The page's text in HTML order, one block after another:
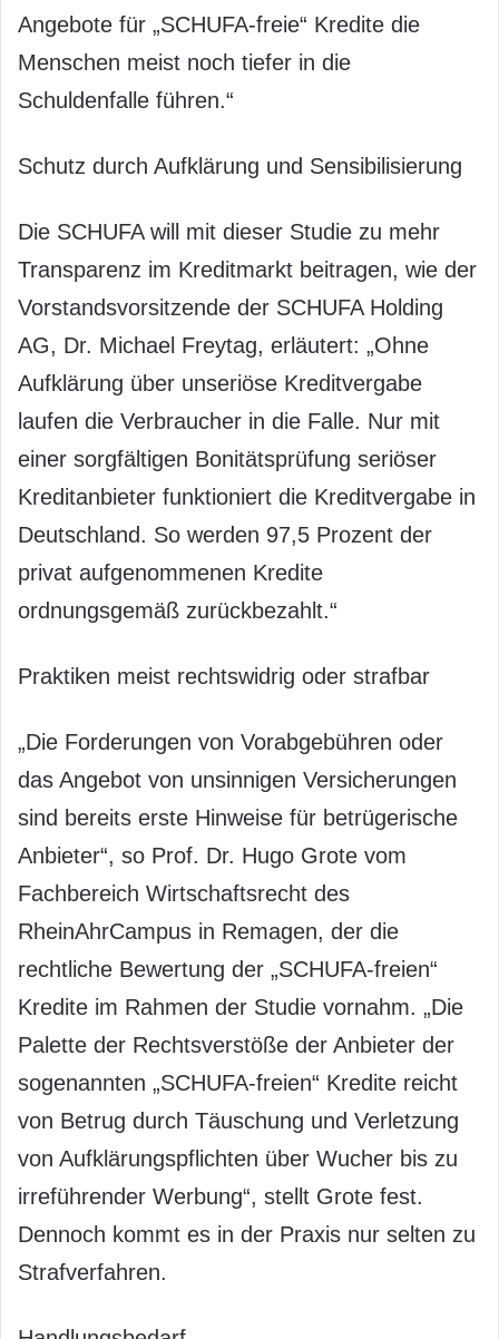
Angebote für „SCHUFA-freie“ Kredite die
Menschen meist noch tiefer in die
Schuldenfalle führen.“
Schutz durch Aufklärung und Sensibilisierung
Die SCHUFA will mit dieser Studie zu mehr
Transparenz im Kreditmarkt beitragen, wie der
Vorstandsvorsitzende der SCHUFA Holding
AG, Dr. Michael Freytag, erläutert: „Ohne
Aufklärung über unseriöse Kreditvergabe
laufen die Verbraucher in die Falle. Nur mit
einer sorgfältigen Bonitätsprüfung seriöser
Kreditanbieter funktioniert die Kreditvergabe in
Deutschland. So werden 97,5 Prozent der
privat aufgenommenen Kredite
ordnungsgemäß zurückbezahlt.“
Praktiken meist rechtswidrig oder strafbar
„Die Forderungen von Vorabgebühren oder
das Angebot von unsinnigen Versicherungen
sind bereits erste Hinweise für betrügerische
Anbieter“, so Prof. Dr. Hugo Grote vom
Fachbereich Wirtschaftsrecht des
RheinAhrCampus in Remagen, der die
rechtliche Bewertung der „SCHUFA-freien“
Kredite im Rahmen der Studie vornahm. „Die
Palette der Rechtsverstöße der Anbieter der
sogenannten „SCHUFA-freien“ Kredite reicht
von Betrug durch Täuschung und Verletzung
von Aufklärungspflichten über Wucher bis zu
irreführender Werbung“, stellt Grote fest.
Dennoch kommt es in der Praxis nur selten zu
Strafverfahren.